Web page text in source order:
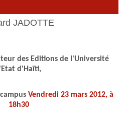
JADOTTE
des Editions de l'Université
Etat d'Haïti,
Vendredi 23 mars 2012, à
18h30